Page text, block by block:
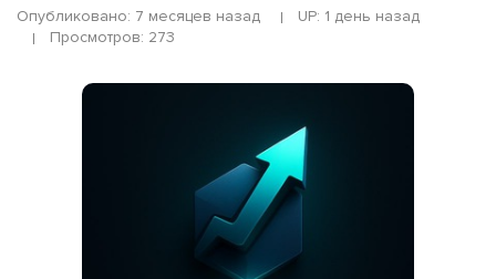
Опубликовано: 7 месяцев назад
UP: 1 день назад
Просмотров: 273